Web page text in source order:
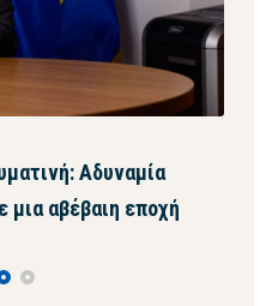
Αδυναμία
μια αβέβαιη εποχή